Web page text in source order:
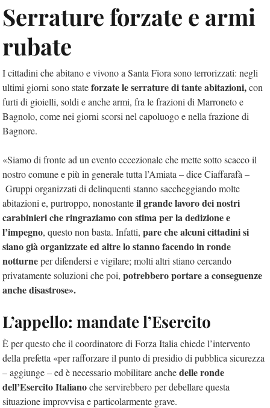
Serrature forzate e armi
rubate
I cittadini che abitano e vivono a Santa Fiora sono terrorizzati: negli
ultimi giorni sono stateforzate le serrature di tante abitazioni,con
furti di gioielli, soldi e anche armi, fra le frazioni di Marroneto e
Bagnolo, come nei giorni scorsi nel capoluogo e nella frazione di
Bagnore.
«Siamo di fronte ad un evento eccezionale che mette sotto scacco il
nostro comune e più in generale tutta l’Amiata – dice Ciaffarafà –
Gruppi organizzati di delinquenti stanno saccheggiando molte
abitazioni e, purtroppo, nonostanteil grande lavoro dei nostri
carabinieri che ringraziamo con stima per la dedizione e
l’impegno, questo non basta. Infatti, pare che alcuni cittadini si
siano già organizzate ed altre lo stanno facendo in ronde
notturneper difendersi e vigilare; molti altri stiano cercando
privatamente soluzioni che poi, potrebbero portare a conseguenze
anche disastrose».
L’appello: mandate l’Esercito
È per questo che il coordinatore di Forza Italia chiede l’intervento
della prefetta «per rafforzare il punto di presidio di pubblica sicurezza
– aggiunge – ed è necessario mobilitare anchedelle ronde
dell’Esercito Italianoche servirebbero per debellare questa
situazione improvvisa e particolarmente grave.